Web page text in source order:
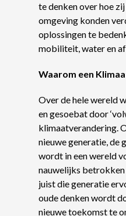
te denken over hoe
omgeving konden
oplossingen te
mobiliteit, water en
Waarom een
Over de hele wereld
en gesoebat door
klimaatverandering.
nieuwe generatie, de
wordt in een wereld
nauwelijks betrokken
juist die generatie
oude denken wordt
nieuwe toekomst te